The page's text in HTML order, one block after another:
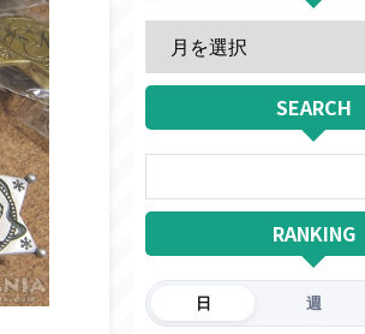
SEARCH
RANKING
日 週